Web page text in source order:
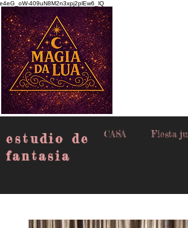
409uN8M2n3xpj2plEw6_lQ
estudio de
fantasia
CASA Fiesta